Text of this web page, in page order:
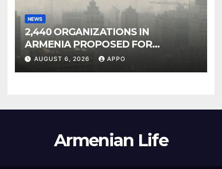
NEWS
2,440 ORGANIZATIONS IN
ARMENIA PROPOSED FOR
INCLUSION IN LIST OF AIR
AUGUST 6, 2026 APPO
Armenian Life